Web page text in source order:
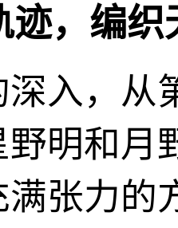
迹，编
深入，从
明和月
张力的